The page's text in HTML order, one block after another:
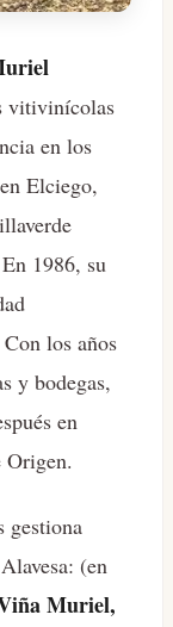
vitivinícolas
en los
Elciego,
1986, su
los años
y bodegas,
en
Origen.
gestiona
(en
Muriel,